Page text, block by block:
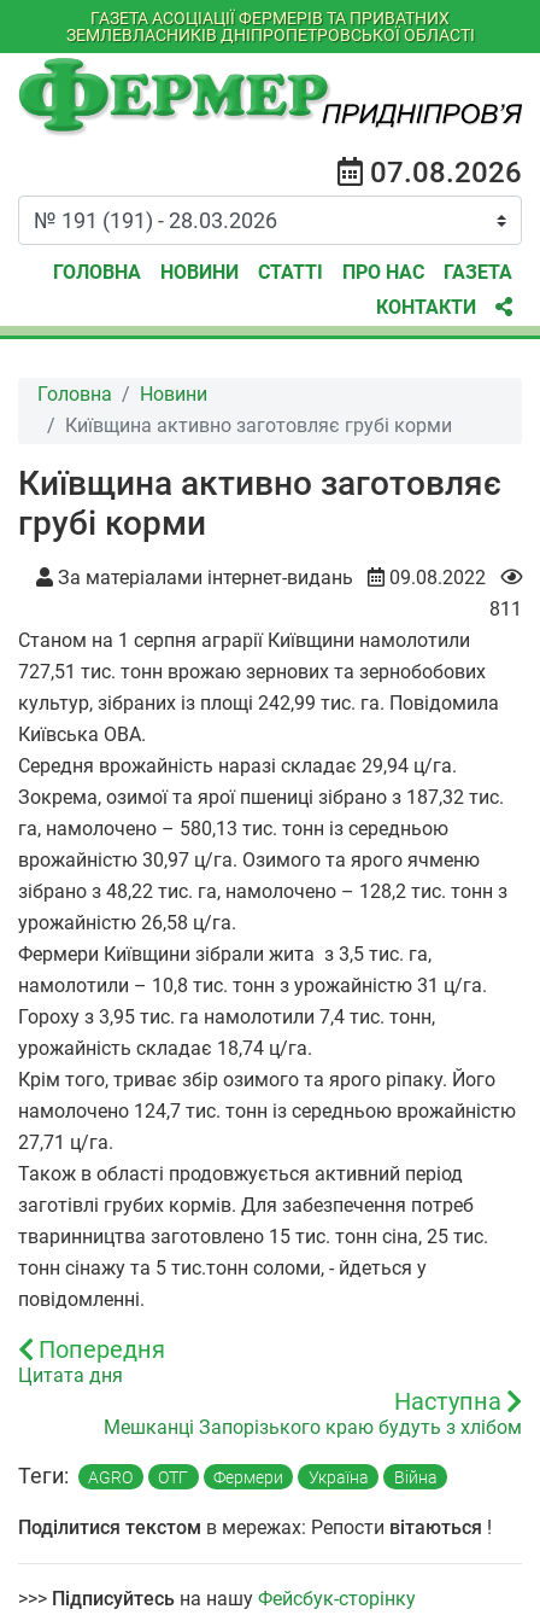
ГАЗЕТА АСОЦІАЦІЇ ФЕРМЕРІВ ТА ПРИВАТНИХ
ЗЕМЛЕВЛАСНИКІВ ДНІПРОПЕТРОВСЬКОЇ ОБЛАСТІ
07.08.2026
ГОЛОВНА НОВИНИ СТАТТІ ПРО НАС
ГАЗЕТА
КОНТАКТИ
Головна
Новини
Київщина активно заготовляє грубі корми
Київщина активно заготовляє
грубі корми
За матеріалами інтернет-видань
09.08.2022
811
Станом на 1 серпня аграрії Київщини намолотили
727,51 тис. тонн врожаю зернових та зернобобових
культур, зібраних із площі 242,99 тис. га. Повідомила
Київська ОВА.
Середня врожайність наразі складає 29,94 ц/га.
Зокрема, озимої та ярої пшениці зібрано з 187,32 тис.
га, намолочено – 580,13 тис. тонн із середньою
врожайністю 30,97 ц/га. Озимого та ярого ячменю
зібрано з 48,22 тис. га, намолочено – 128,2 тис. тонн з
урожайністю 26,58 ц/га.
Фермери Київщини зібрали жита з 3,5 тис. га,
намолотили – 10,8 тис. тонн з урожайністю 31 ц/га.
Гороху з 3,95 тис. га намолотили 7,4 тис. тонн,
урожайність складає 18,74 ц/га.
Крім того, триває збір озимого та ярого ріпаку. Його
намолочено 124,7 тис. тонн із середньою врожайністю
27,71 ц/га.
Також в області продовжується активний період
заготівлі грубих кормів. Для забезпечення потреб
тваринництва заготовлено 15 тис. тонн сіна, 25 тис.
тонн сінажу та 5 тис.тонн соломи, - йдеться у
повідомленні.
Попередня
Цитата дня
Наступна
Мешканці Запорізького краю будуть з хлібом
Теги: AGRO ОТГ Фермери Україна Війна
Поділитися текстом в мережах: Репости вітаються !
>>> Підписуйтесь на нашу Фейсбук-сторінку